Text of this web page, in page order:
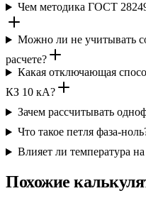
Чем методика ГОСТ
Можно ли не учитывать
расчете?
Какая отключающая
КЗ 10 кА?
Зачем рассчитывать
Что такое петля фаза-
Влияет ли температура
Похожие